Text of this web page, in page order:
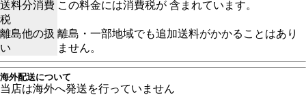
送料分消費
税
この料金には消費税が 含まれています。
離島他の扱
い
離島・一部地域でも追加送料がかかることはあり
ません。
海外配送について
当店は海外へ発送を行っていません